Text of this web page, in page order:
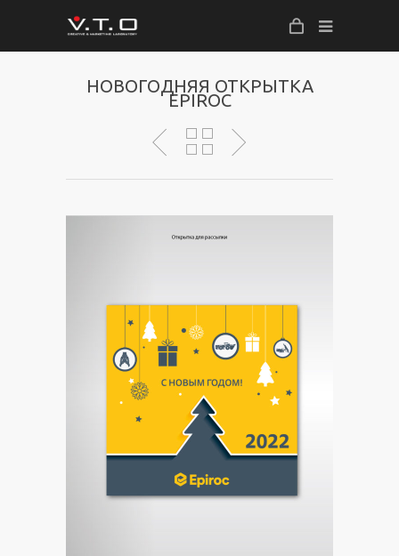
НОВОГОДНЯЯ ОТКРЫТКА
EPIROC